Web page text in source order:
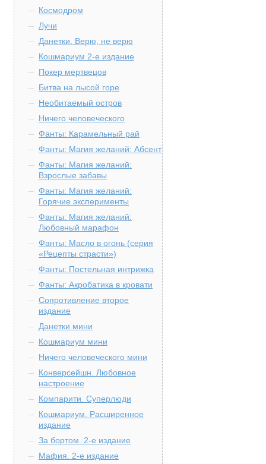
Космодром
Лучи
Данетки. Верю, не верю
Кошмариум 2-е издание
Покер мертвецов
Битва на лысой горе
Необитаемый остров
Ничего человеческого
Фанты: Карамельный рай
Фанты: Магия желаний: Абсент
Фанты: Магия желаний:
Взрослые забавы
Фанты: Магия желаний:
Горячие эксперименты
Фанты: Магия желаний:
Любовный марафон
Фанты: Масло в огонь (серия
«Рецепты страсти»)
Фанты: Постельная интрижка
Фанты: Акробатика в кровати
Сопротивление второе
издание
Данетки мини
Кошмариум мини
Ничего человеческого мини
Конверсейшн. Любовное
настроение
Компарити. Суперлюди
Кошмариум. Расширенное
издание
За бортом. 2-е издание
Мафия. 2-е издание